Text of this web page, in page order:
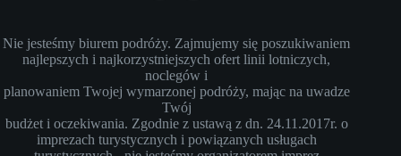
Nie jesteśmy biurem podróży. Zajmujemy się poszukiwaniem
najlepszych i najkorzystniejszych ofert linii lotniczych,
noclegów i
planowaniem Twojej wymarzonej podróży, mając na uwadze
Twój
budżet i oczekiwania. Zgodnie z ustawą z dn. 24.11.2017r. o
imprezach turystycznych i powiązanych usługach